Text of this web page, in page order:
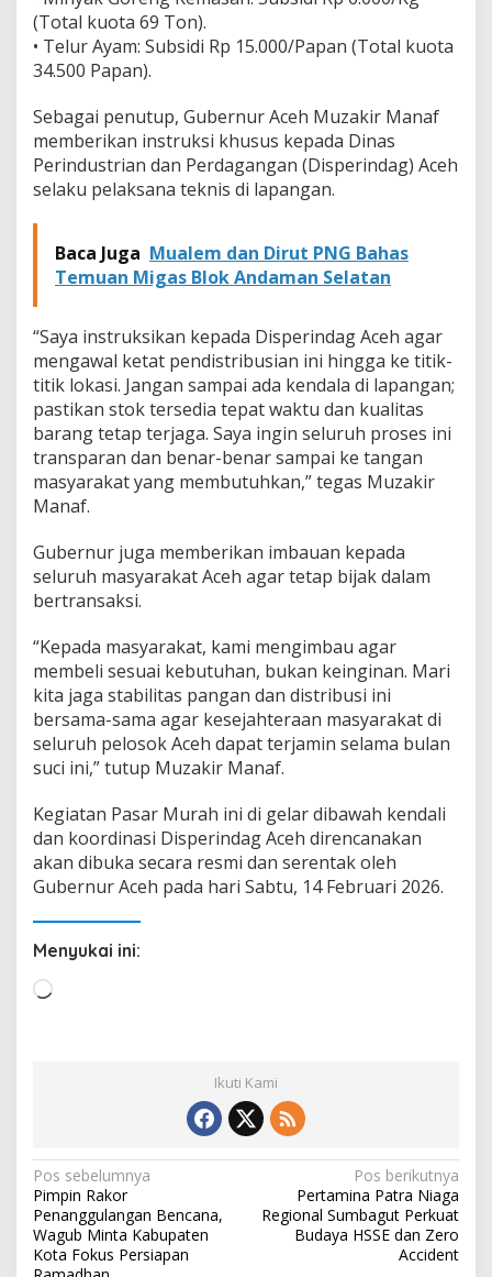
a
(Total kuota 69 Ton).
• Telur Ayam: Subsidi Rp 15.000/Papan (Total kuota
34.500 Papan).
Sebagai penutup, Gubernur Aceh Muzakir Manaf
memberikan instruksi khusus kepada Dinas
Perindustrian dan Perdagangan (Disperindag) Aceh
selaku pelaksana teknis di lapangan.
Baca Juga Mualem dan Dirut PNG Bahas
Temuan Migas Blok Andaman Selatan
“Saya instruksikan kepada Disperindag Aceh agar
mengawal ketat pendistribusian ini hingga ke titik-
titik lokasi. Jangan sampai ada kendala di lapangan;
pastikan stok tersedia tepat waktu dan kualitas
barang tetap terjaga. Saya ingin seluruh proses ini
transparan dan benar-benar sampai ke tangan
masyarakat yang membutuhkan,” tegas Muzakir
Manaf.
Gubernur juga memberikan imbauan kepada
seluruh masyarakat Aceh agar tetap bijak dalam
bertransaksi.
“Kepada masyarakat, kami mengimbau agar
membeli sesuai kebutuhan, bukan keinginan. Mari
kita jaga stabilitas pangan dan distribusi ini
bersama-sama agar kesejahteraan masyarakat di
seluruh pelosok Aceh dapat terjamin selama bulan
suci ini,” tutup Muzakir Manaf.
Kegiatan Pasar Murah ini di gelar dibawah kendali
dan koordinasi Disperindag Aceh direncanakan
akan dibuka secara resmi dan serentak oleh
Gubernur Aceh pada hari Sabtu, 14 Februari 2026.
Menyukai ini:
.
.
Ikuti Kami
N
a
v
Pos sebelumnya
Pimpin Rakor
Penanggulangan Bencana,
Wagub Minta Kabupaten
Kota Fokus Persiapan
Pos berikutnya
Pertamina Patra Niaga
Regional Sumbagut Perkuat
Budaya HSSE dan Zero
Accident